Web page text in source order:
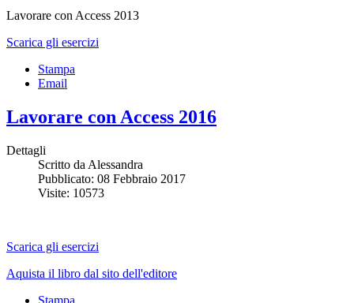
Lavorare con Access 2013
Scarica gli esercizi
Stampa
Email
Lavorare con Access 2016
Dettagli
Scritto da Alessandra
Pubblicato: 08 Febbraio 2017
Visite: 10573
Scarica gli esercizi
Aquista il libro dal sito dell'editore
Stampa